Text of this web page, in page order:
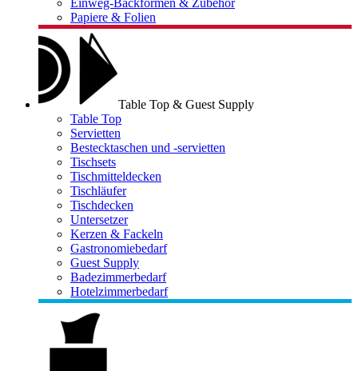
Einweg-Backformen & Zubehör
Papiere & Folien
Table Top & Guest Supply
Table Top
Servietten
Bestecktaschen und -servietten
Tischsets
Tischmitteldecken
Tischläufer
Tischdecken
Untersetzer
Kerzen & Fackeln
Gastronomiebedarf
Guest Supply
Badezimmerbedarf
Hotelzimmerbedarf